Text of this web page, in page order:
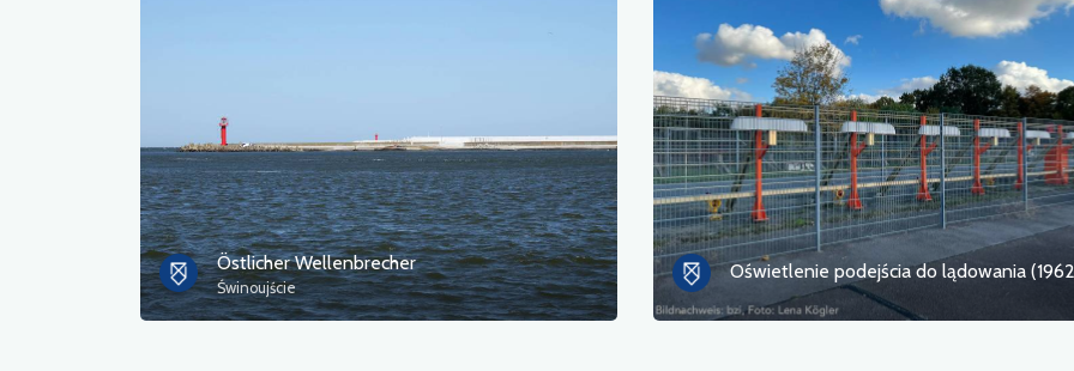
Östlicher Wellenbrecher
Świnoujście
Oświetlenie podejścia do lądowania